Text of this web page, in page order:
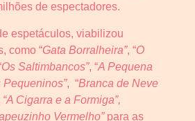
de espectadores.
espetáculos, viabilizou
como “Gata Borralheira”, “O
Os Saltimbancos”, “A Pequena
Pequeninos”, “Branca de Neve
Cigarra e a Formiga”,
Vermelho”para as